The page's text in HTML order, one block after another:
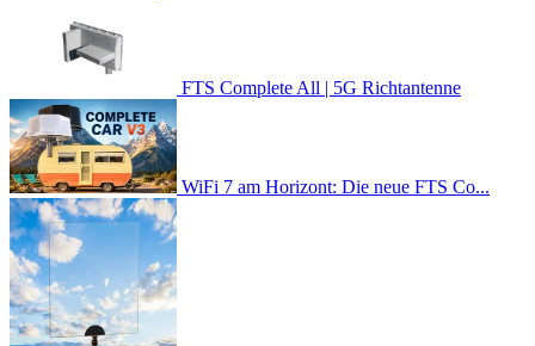
FTS Complete All | 5G Richtantenne
WiFi 7 am Horizont: Die neue FTS Co...